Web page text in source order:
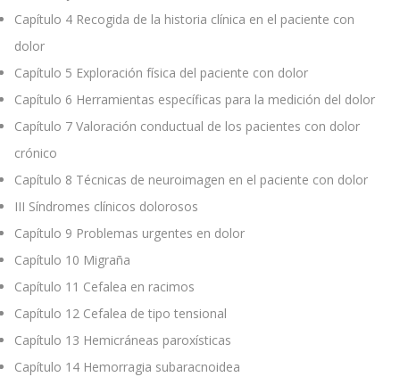
Capítulo 4 Recogida de la historia clínica en el paciente con
dolor
Capítulo 5 Exploración física del paciente con dolor
Capítulo 6 Herramientas específicas para la medición del dolor
Capítulo 7 Valoración conductual de los pacientes con dolor
crónico
Capítulo 8 Técnicas de neuroimagen en el paciente con dolor
III Síndromes clínicos dolorosos
Capítulo 9 Problemas urgentes en dolor
Capítulo 10 Migraña
Capítulo 11 Cefalea en racimos
Capítulo 12 Cefalea de tipo tensional
Capítulo 13 Hemicráneas paroxísticas
Capítulo 14 Hemorragia subaracnoidea